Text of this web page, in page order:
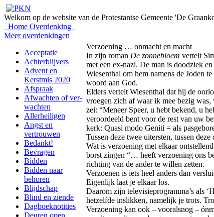
Welkom op de website van de Protestantse Gemeente 'De
Home Overdenking
Meer overdenkingen
Acceptatie
Achterblijvers
Advent en
Kerstmis 2020
Afspraak
Afwachten of ver-
wachten
Allerheiligen
Angst en
vertrouwen
Bedankt!
Bevragen
Bidden
Bidden naar
behoren
Blijdschap
Blind en ziende
Dagboeknotities
Deuren open
Verzoening … onmacht en macht
In zijn roman De zonnebloem vertelt
met een ex-nazi. De man is doodziek
Wiesenthal om hem namens de Joden
woord aan God.
Elders vertelt Wiesenthal dat hij de
vroegen zich af waar ik mee bezig
zei: “Meneer Speer, u hebt bekend, u
veroordeeld bent voor de rest van uw
kerk: Quasi modo Geniti = als
Tussen deze twee uitersten, tussen
Wat is verzoening met elkaar
borst zingen “… heeft verzoening ons
richting van de ander te willen zetten.
Verzoenen is iets heel anders dan
Eigenlijk laat je elkaar los.
Daarom zijn televisieprogramma’s als
hetzelfde inslikken, namelijk je trots.
Verzoening kan ook – vooralsnog –